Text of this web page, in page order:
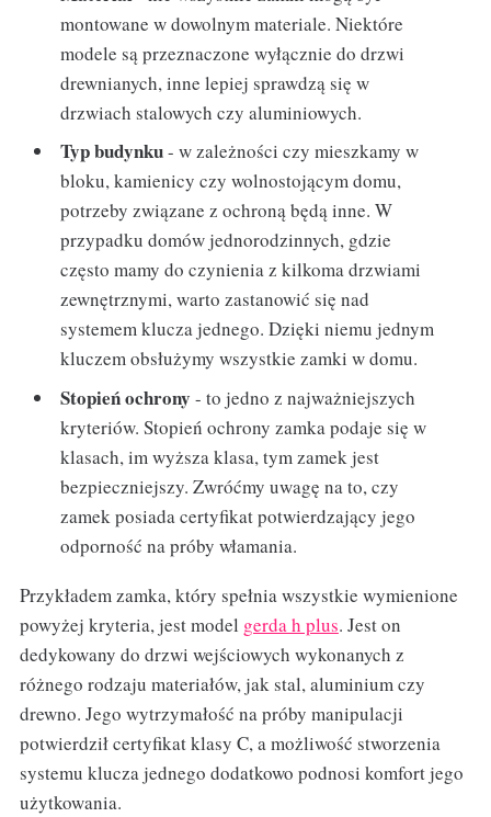
montowane w dowolnym materiale. Niektóre
modele są przeznaczone wyłącznie do drzwi
drewnianych, inne lepiej sprawdzą się w
drzwiach stalowych czy aluminiowych.
Typ budynku- w zależności czy mieszkamy w
bloku, kamienicy czy wolnostojącym domu,
potrzeby związane z ochroną będą inne. W
przypadku domów jednorodzinnych, gdzie
często mamy do czynienia z kilkoma drzwiami
zewnętrznymi, warto zastanowić się nad
systemem klucza jednego. Dzięki niemu jednym
kluczem obsłużymy wszystkie zamki w domu.
Stopień ochrony - to jedno z najważniejszych
kryteriów. Stopień ochrony zamka podaje się w
klasach, im wyższa klasa, tym zamek jest
bezpieczniejszy. Zwróćmy uwagę na to, czy
zamek posiada certyfikat potwierdzający jego
odporność na próby włamania.
Przykładem zamka, który spełnia wszystkie wymienione
powyżej kryteria, jest model gerda h plus. Jest on
dedykowany do drzwi wejściowych wykonanych z
różnego rodzaju materiałów, jak stal, aluminium czy
drewno. Jego wytrzymałość na próby manipulacji
potwierdził certyfikat klasy C, a możliwość stworzenia
systemu klucza jednego dodatkowo podnosi komfort jego
użytkowania.